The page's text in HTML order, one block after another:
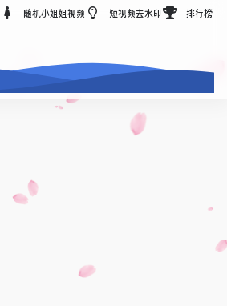
随机小姐姐视频 短视频去水印 排行榜